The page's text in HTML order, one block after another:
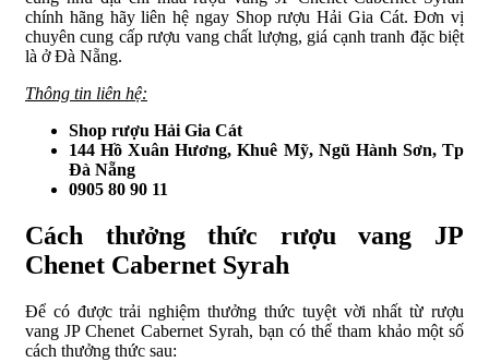
chính hãng hãy liên hệ ngay Shop rượu Hải Gia Cát. Đơn vị
chuyên cung cấp rượu vang chất lượng, giá cạnh tranh đặc biệt
là ở Đà Nẵng.
Thông tin liên hệ:
Shop rượu Hải Gia Cát
144 Hồ Xuân Hương, Khuê Mỹ, Ngũ Hành Sơn, Tp
Đà Nẵng
0905 80 90 11
Cách thưởng thức rượu vang JP
Chenet Cabernet Syrah
Để có được trải nghiệm thưởng thức tuyệt vời nhất từ rượu
vang JP Chenet Cabernet Syrah, bạn có thể tham khảo một số
cách thưởng thức sau: